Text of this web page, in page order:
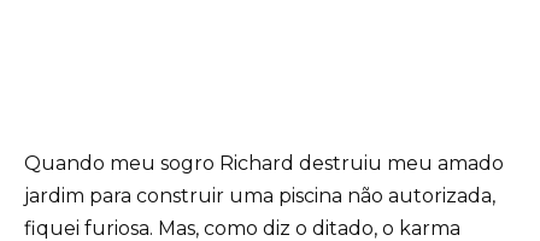
Quando meu sogro Richard destruiu meu amado
jardim para construir uma piscina não autorizada,
fiquei furiosa. Mas, como diz o ditado, o karma